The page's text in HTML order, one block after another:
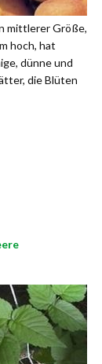
mittlerer Größe,
hoch, hat
dünne und
die Blüten